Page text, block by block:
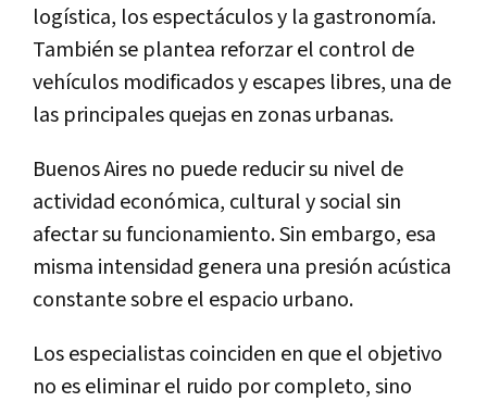
logística, los espectáculos y la gastronomía.
También se plantea reforzar el control de
vehículos modificados y escapes libres, una de
las principales quejas en zonas urbanas.
Buenos Aires no puede reducir su nivel de
actividad económica, cultural y social sin
afectar su funcionamiento. Sin embargo, esa
misma intensidad genera una presión acústica
constante sobre el espacio urbano.
Los especialistas coinciden en que el objetivo
no es eliminar el ruido por completo, sino